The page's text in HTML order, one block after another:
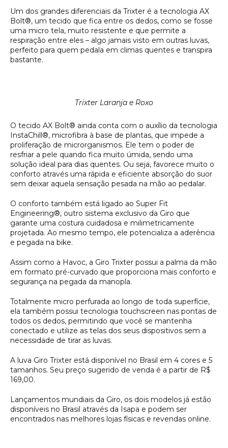
Um dos grandes diferenciais da Trixter é a tecnologia AX
Bolt®, um tecido que fica entre os dedos, como se fosse
uma micro tela, muito resistente e que permite a
respiração entre eles – algo jamais visto em outras luvas,
perfeito para quem pedala em climas quentes e transpira
bastante.
Trixter Laranja e Roxo
O tecido AX Bolt® ainda conta com o auxílio da tecnologia
InstaChill®, microfibra à base de plantas, que impede a
proliferação de microrganismos. Ele tem o poder de
resfriar a pele quando fica muito úmida, sendo uma
solução ideal para dias quentes. Ou seja, favorece muito o
conforto através uma rápida e eficiente absorção do suor
sem deixar aquela sensação pesada na mão ao pedalar.
O conforto também está ligado ao Super Fit
Engineering®, outro sistema exclusivo da Giro que
garante uma costura cuidadosa e milimetricamente
projetada. Ao mesmo tempo, ele potencializa a aderência
e pegada na bike.
Assim como a Havoc, a Giro Trixter possui a palma da mão
em formato pré-curvado que proporciona mais conforto e
segurança na pegada da manopla.
Totalmente micro perfurada ao longo de toda superfície,
ela também possui tecnologia touchscreen nas pontas de
todos os dedos, permitindo que você se mantenha
conectado e utilize as telas dos seus dispositivos sem a
necessidade de tirar as luvas.
A luva Giro Trixter está disponível no Brasil em 4 cores e 5
tamanhos. Seu preço sugerido de venda é a partir de R$
169,00.
Lançamentos mundiais da Giro, os dois modelos já estão
disponíveis no Brasil através da Isapa e podem ser
encontrados nas melhores lojas físicas e revendas online.